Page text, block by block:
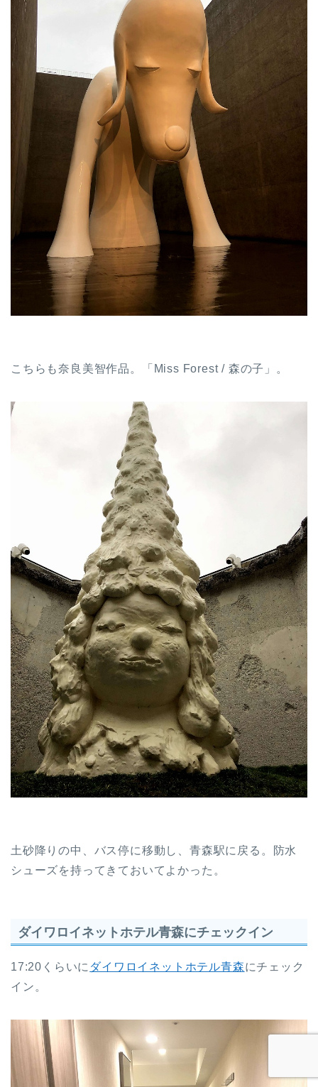
こちらも奈良美智作品。「Miss Forest / 森の子」。
土砂降りの中、バス停に移動し、青森駅に戻る。防水
シューズを持ってきておいてよかった。
ダイワロイネットホテル青森にチェックイン
17:20くらいに ダイワロイネットホテル青森にチェック
イン。